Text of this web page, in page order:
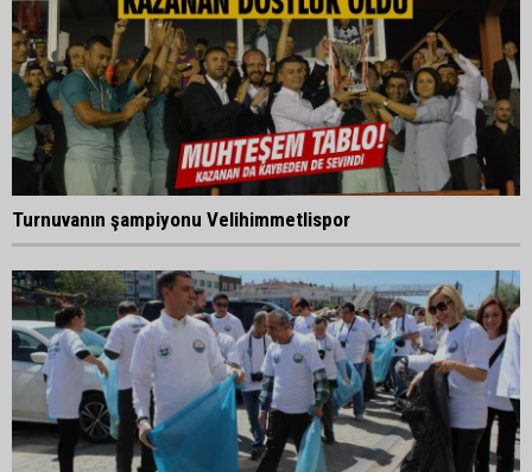
Turnuvanın şampiyonu Velihimmetlispor